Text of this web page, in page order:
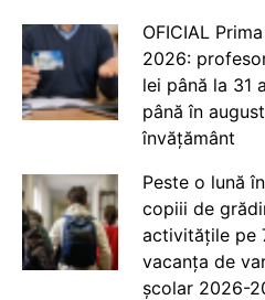
OFICIAL
2026:
lei până la 31
până în
învățământ
Peste o lună
copiii de
activitățile pe
vacanța de
școlar 2026-